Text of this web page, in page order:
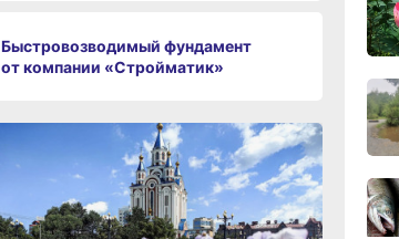
Быстровозводимый фундамент
от компании «Стройматик»
10:10,